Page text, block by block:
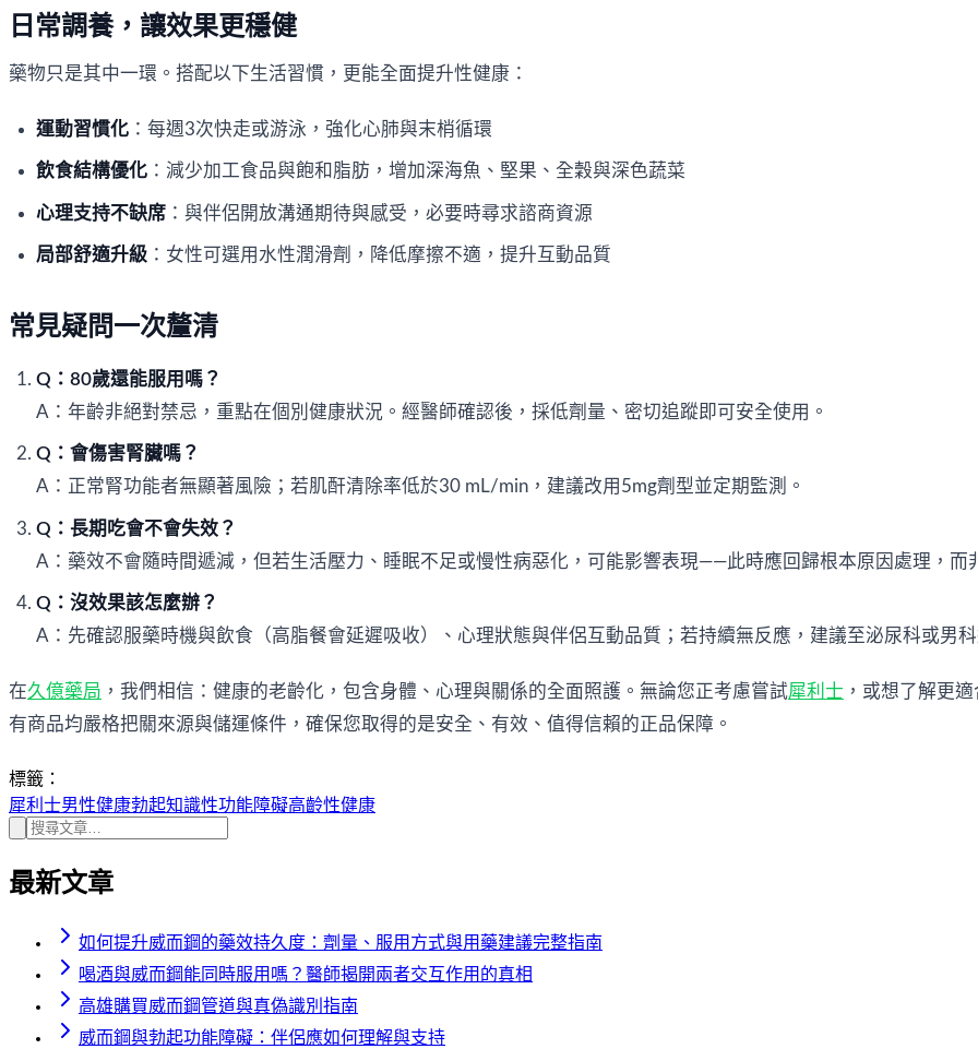
日常調養，讓效果更穩健
藥物只是其中一環。搭配以下生活習慣，更能全面提升性健康：
運動習慣化 ：每週3次快走或游泳，強化心肺與末梢循環
飲食結構優化 ：減少加工食品與飽和脂肪，增加深海魚、堅果、全穀與深色蔬菜
心理支持不缺席 ：與伴侶開放溝通期待與感受，必要時尋求諮商資源
局部舒適升級 ：女性可選用水性潤滑劑，降低摩擦不適，提升互動品質
常見疑問一次釐清
Q：80歲還能服用嗎？
A：年齡非絕對禁忌，重點在個別健康狀況。經醫師確認後，採低劑量、密切追蹤即可安全使用。
Q：會傷害腎臟嗎？
A：正常腎功能者無顯著風險；若肌酐清除率低於30 mL/min，建議改用5mg劑型並定期監測。
Q：長期吃會不會失效？
A：藥效不會隨時間遞減，但若生活壓力、睡眠不足或慢性病惡化，可能影響表現——此時應回歸根本原因處理，而
Q：沒效果該怎麼辦？
A：先確認服藥時機與飲食（高脂餐會延遲吸收）、心理狀態與伴侶互動品質；若持續無反應，建議至泌尿科或男
在久億藥局 ，我們相信：健康的老齡化，包含身體、心理與關係的全面照護。無論您正考慮嘗試犀利士 ，或想了解更
有商品均嚴格把關來源與儲運條件，確保您取得的是安全、有效、值得信賴的正品保障。
標籤：
犀利士男性健康勃起知識性功能障礙高齡性健康
最新文章
如何提升威而鋼的藥效持久度：劑量、服用方式與用藥建議完整指南
喝酒與威而鋼能同時服用嗎？醫師揭開兩者交互作用的真相
高雄購買威而鋼管道與真偽識別指南
威而鋼與勃起功能障礙：伴侶應如何理解與支持